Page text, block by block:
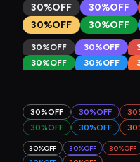
30%OFF 30%OFF
30%OFF
30%OFF
30%OFF 30%OFF
30%OFF
30%OFF
30%OFF 30%OFF
30%OFF
30%OFF
30%OFF 30%OFF 30%OFF